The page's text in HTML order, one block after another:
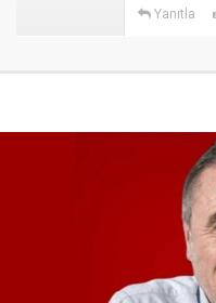
Yanıtla